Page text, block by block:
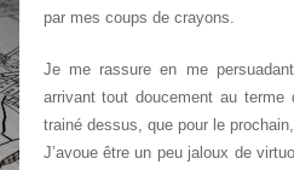
par mes coups de crayons.
Je me rassure en me
arrivant tout doucement au
trainé dessus, que pour le
J’avoue être un peu jaloux de